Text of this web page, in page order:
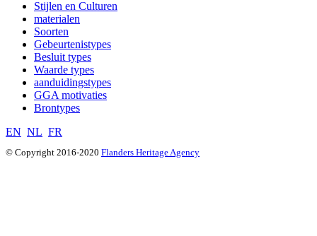
Stijlen en Culturen
materialen
Soorten
Gebeurtenistypes
Besluit types
Waarde types
aanduidingstypes
GGA motivaties
Brontypes
EN NL FR
© Copyright 2016-2020 Flanders Heritage Agency